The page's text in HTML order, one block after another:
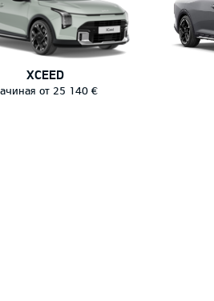
XCEED
от 25 140 €